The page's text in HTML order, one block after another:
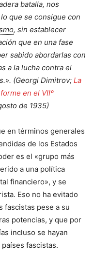
batalla, nos
que se consigue con
, sin establecer
que en una fase
sabido abordarlas con
a la lucha contra el
(Georgi Dimitrov; La
en el VIIº
de 1935)
en términos generales
de los Estados
es el «grupo más
a una política
financiero», y se
Eso no ha evitado
fascistas pese a su
potencias, y que por
incluso se hayan
fascistas.